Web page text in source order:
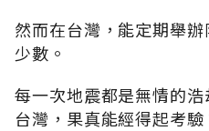
然而在台灣，能定期舉
少數。
每一次地震都是無情的
台灣，果真能經得起考驗